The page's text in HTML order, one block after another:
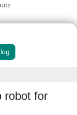
robot for